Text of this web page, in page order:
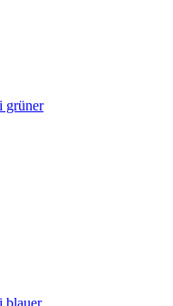
grüner